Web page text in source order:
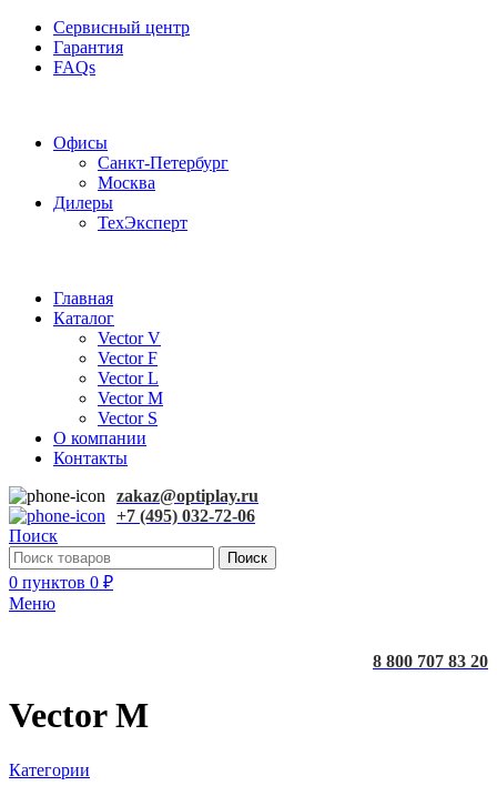
Сервисный центр
Гарантия
FAQs
Офисы
Санкт-Петербург
Москва
Дилеры
ТехЭксперт
Главная
Каталог
Vector V
Vector F
Vector L
Vector M
Vector S
О компании
Контакты
zakaz@optiplay.ru
+7 (495) 032-72-06
Поиск
Поиск
0 пунктов 0 ₽
Меню
8 800 707 83 20
Vector M
Категории